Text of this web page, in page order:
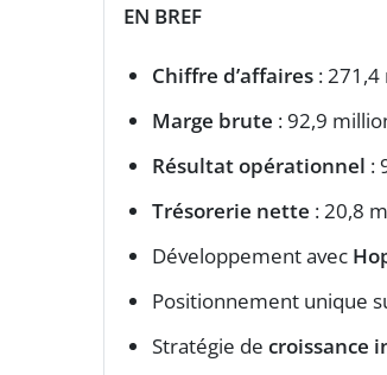
EN BREF
Chiffre d’affaires : 271,4
Marge brute : 92,9
Résultat opérationnel :
Trésorerie nette : 20,8
Développement avec
Positionnement unique
Stratégie de croissance